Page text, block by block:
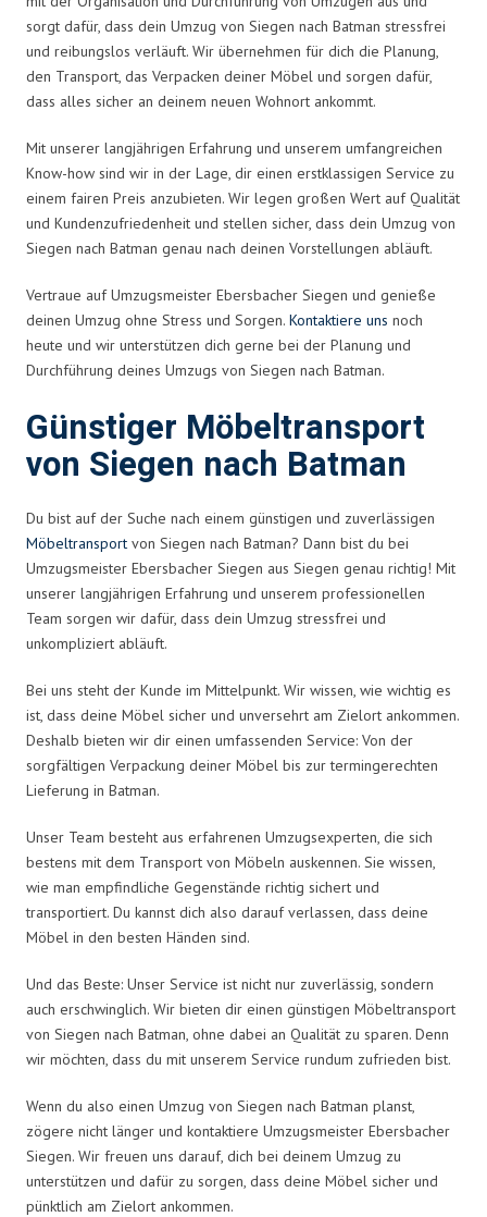
sorgt dafür, dass dein Umzug von Siegen nach Batman stressfrei
und reibungslos verläuft. Wir übernehmen für dich die Planung,
den Transport, das Verpacken deiner Möbel und sorgen dafür,
dass alles sicher an deinem neuen Wohnort ankommt.
Mit unserer langjährigen Erfahrung und unserem umfangreichen
Know-how sind wir in der Lage, dir einen erstklassigen Service zu
einem fairen Preis anzubieten. Wir legen großen Wert auf Qualität
und Kundenzufriedenheit und stellen sicher, dass dein Umzug von
Siegen nach Batman genau nach deinen Vorstellungen abläuft.
Vertraue auf Umzugsmeister Ebersbacher Siegen und genieße
deinen Umzug ohne Stress und Sorgen. Kontaktiere uns noch
heute und wir unterstützen dich gerne bei der Planung und
Durchführung deines Umzugs von Siegen nach Batman.
Günstiger Möbeltransport
von Siegen nach Batman
Du bist auf der Suche nach einem günstigen und zuverlässigen
Möbeltransport von Siegen nach Batman? Dann bist du bei
Umzugsmeister Ebersbacher Siegen aus Siegen genau richtig! Mit
unserer langjährigen Erfahrung und unserem professionellen
Team sorgen wir dafür, dass dein Umzug stressfrei und
unkompliziert abläuft.
Bei uns steht der Kunde im Mittelpunkt. Wir wissen, wie wichtig es
ist, dass deine Möbel sicher und unversehrt am Zielort ankommen.
Deshalb bieten wir dir einen umfassenden Service: Von der
sorgfältigen Verpackung deiner Möbel bis zur termingerechten
Lieferung in Batman.
Unser Team besteht aus erfahrenen Umzugsexperten, die sich
bestens mit dem Transport von Möbeln auskennen. Sie wissen,
wie man empfindliche Gegenstände richtig sichert und
transportiert. Du kannst dich also darauf verlassen, dass deine
Möbel in den besten Händen sind.
Und das Beste: Unser Service ist nicht nur zuverlässig, sondern
auch erschwinglich. Wir bieten dir einen günstigen Möbeltransport
von Siegen nach Batman, ohne dabei an Qualität zu sparen. Denn
wir möchten, dass du mit unserem Service rundum zufrieden bist.
Wenn du also einen Umzug von Siegen nach Batman planst,
zögere nicht länger und kontaktiere Umzugsmeister Ebersbacher
Siegen. Wir freuen uns darauf, dich bei deinem Umzug zu
unterstützen und dafür zu sorgen, dass deine Möbel sicher und
pünktlich am Zielort ankommen.